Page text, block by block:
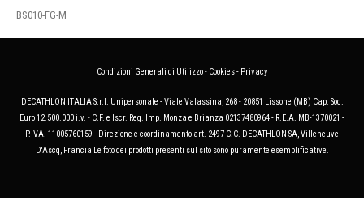
BS010-FG-M
Condizioni Generali di Utilizzo- Cookies- Privacy
DECATHLON ITALIA S.r.l. Unipersonale - Viale Valassina, 268 - 20851 Lissone (MB) Cap. Soc.
Euro 12.500.000 i.v. - C.F. e Iscr. Reg. Imp. Monza e Brianza 02137480964 - R.E.A. MB-1370021 -
P.IVA. 11005760159 - Direzione e coordinamento art. 2497 C.C. DECATHLON SA, Villeneuve
D'Ascq, Francia Le foto dei prodotti presenti sul sito sono puramente esemplificative.